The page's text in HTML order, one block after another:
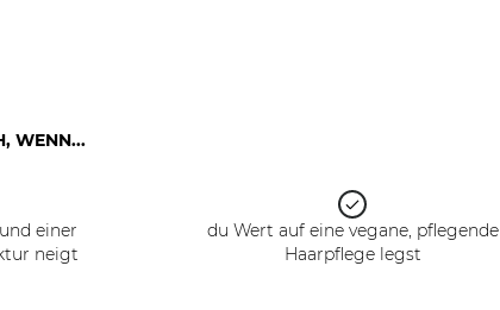
WENN...
einer
neigt
du Wert auf eine vegane, pflegende
Haarpflege legst